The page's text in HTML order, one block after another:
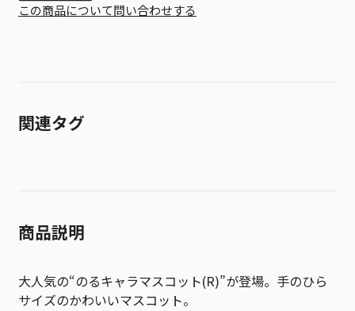
この商品について問い合わせする
関連タグ
商品説明
大人気の“のるキャラマスコット(R)”が登場。手のひら
サイズのかわいいマスコット。